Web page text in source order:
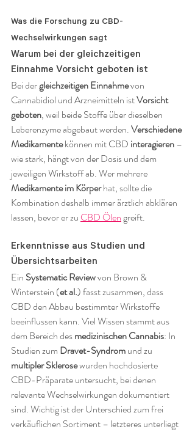
Was die Forschung zu CBD-
Wechselwirkungen sagt
Warum bei der gleichzeitigen
Einnahme Vorsicht geboten ist
Bei der gleichzeitigen Einnahme von
Cannabidiol und Arzneimitteln ist Vorsicht
geboten, weil beide Stoffe über dieselben
Leberenzyme abgebaut werden. Verschiedene
Medikamente können mit CBD interagieren –
wie stark, hängt von der Dosis und dem
jeweiligen Wirkstoff ab. Wer mehrere
Medikamente im Körper hat, sollte die
Kombination deshalb immer ärztlich abklären
lassen, bevor er zu CBD Ölen greift.
Erkenntnisse aus Studien und
Übersichtsarbeiten
Ein Systematic Review von Brown &
Winterstein (et al.) fasst zusammen, dass
CBD den Abbau bestimmter Wirkstoffe
beeinflussen kann. Viel Wissen stammt aus
dem Bereich des medizinischen Cannabis: In
Studien zum Dravet-Syndrom und zu
multipler Sklerose wurden hochdosierte
CBD-Präparate untersucht, bei denen
relevante Wechselwirkungen dokumentiert
sind. Wichtig ist der Unterschied zum frei
verkäuflichen Sortiment – letzteres unterliegt